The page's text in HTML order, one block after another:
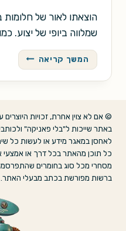
הוצאתו לאור של חלומות
שמלווה ביופי של יצוע.
המשך קריאה חלומות
באספמיה,
גליון
© אם לא צוין אחרת, זכויות
באתר שייכות ל"בלי פאניקה"
לאחסן במאגר מידע או לעשות כל
כל תוכן מהאתר בכל דרך או אמצעי
מסחרי מכל סוג בחומרים
ברשות מפורשת בכתב מבעלי האתר. © 2026 בלי